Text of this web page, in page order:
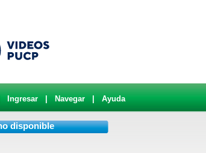
Ingresar Navegar Ayuda
disponible